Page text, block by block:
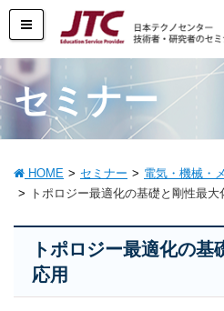
セミナー
HOME セミナー
電気・機械・
トポロジー最適化の基礎と剛性最大
トポロジー最適化の
応用